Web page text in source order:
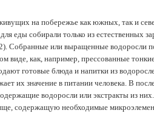
на побережье как южных, так и
еды собирали только из естественных
Собранные или выращенные водоросли
виде, как, например, прессованные
готовые блюда и напитки из
их значение в питании человека. В
водоросли или экстракты из
содержащую необходимые